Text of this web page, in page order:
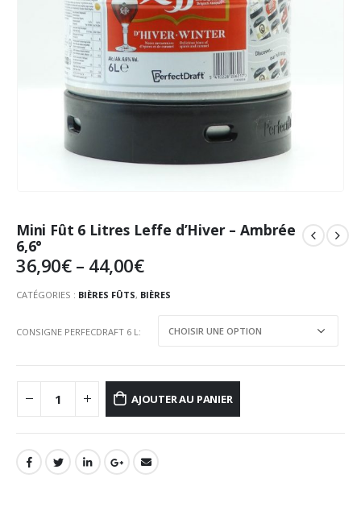
Mini Fût 6 Litres Leffe d’Hiver – Ambrée
6,6°
36,90€– 44,00€
CATÉGORIES : BIÈRES FÛTS, BIÈRES
CONSIGNE PERFECDRAFT 6 L
AJOUTER AU PANIER